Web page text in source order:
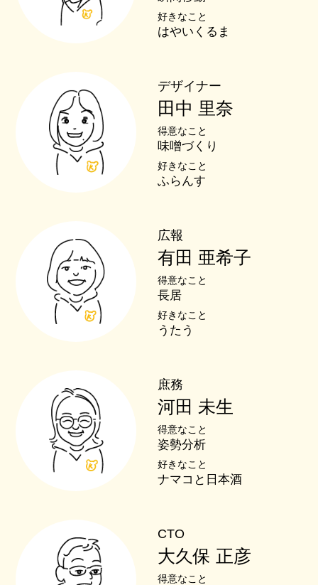
好きなこと
はやいくるま
デザイナー
田中 里奈
得意なこと
味噌づくり
好きなこと
ふらんす
広報
有田 亜希子
得意なこと
長居
好きなこと
うたう
庶務
河田 未生
得意なこと
姿勢分析
好きなこと
ナマコと日本酒
CTO
大久保 正彦
得意なこと